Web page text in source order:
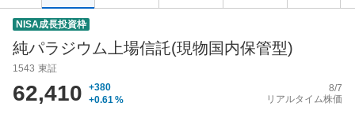
NISA成長投資枠
純パラジウム上場信託(現物国内保管型)
1543 東証
62,410
+380
+0.61 %
8/7
リアルタイム株価